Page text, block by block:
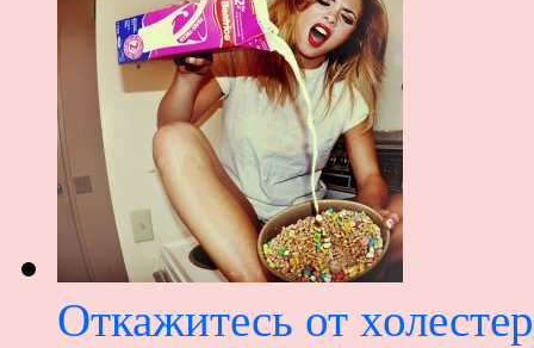
Откажитесь от